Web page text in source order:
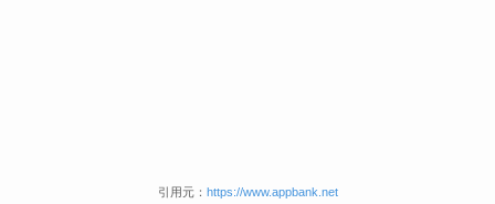
引用元： https://www.appbank.net